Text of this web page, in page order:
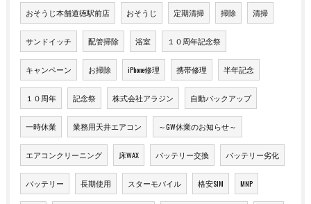
おそうじ本舗道徳駅前店 おそうじ 定期清掃 掃除 清掃
サンドイッチ 配管掃除 浴室 １０周年記念祭
キャンペーン お掃除 iPhone修理 携帯修理 半年記念
１０周年 記念祭 株式会社アラジン 自動バックアップ
一時休業 業務用天井エアコン ～GW休業のお知らせ～
エアコンクリーニング 床WAX バッテリー交換 バッテリー劣化
バッテリー 長期使用 スターモバイル 格安SIM MNP